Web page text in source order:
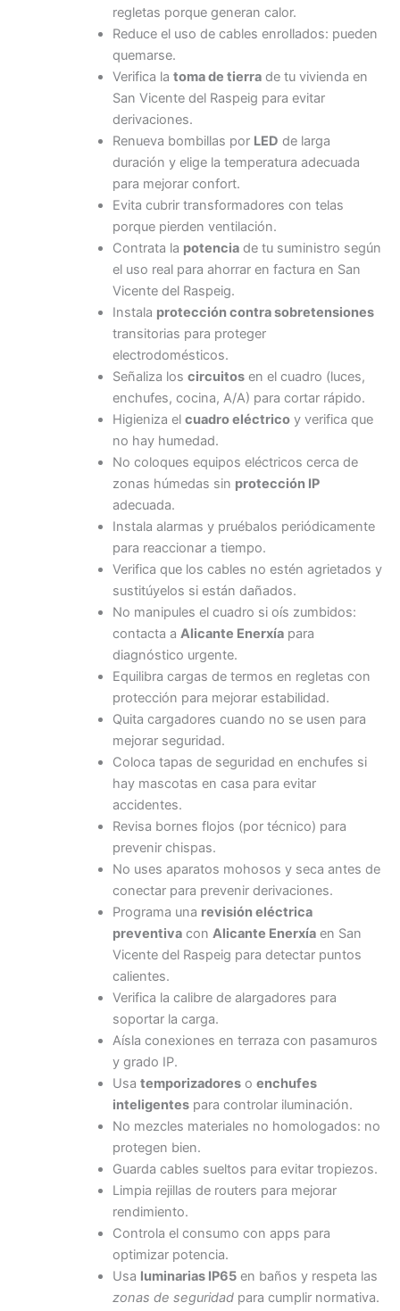
regletas porque generan calor.
Reduce el uso de cables enrollados: pueden
quemarse.
Verifica la toma de tierrade tu vivienda en
San Vicente del Raspeig para evitar
derivaciones.
Renueva bombillas por LED de larga
duración y elige la temperatura adecuada
para mejorar confort.
Evita cubrir transformadores con telas
porque pierden ventilación.
Contrata la potenciade tu suministro según
el uso real para ahorrar en factura en San
Vicente del Raspeig.
Instala protección contra sobretensiones
transitorias para proteger
electrodomésticos.
Señaliza los circuitosen el cuadro (luces,
enchufes, cocina, A/A) para cortar rápido.
Higieniza el cuadro eléctricoy verifica que
no hay humedad.
No coloques equipos eléctricos cerca de
zonas húmedas sin protección IP
adecuada.
Instala alarmas y pruébalos periódicamente
para reaccionar a tiempo.
Verifica que los cables no estén agrietados y
sustitúyelos si están dañados.
No manipules el cuadro si oís zumbidos:
contacta a Alicante Enerxíapara
diagnóstico urgente.
Equilibra cargas de termos en regletas con
protección para mejorar estabilidad.
Quita cargadores cuando no se usen para
mejorar seguridad.
Coloca tapas de seguridad en enchufes si
hay mascotas en casa para evitar
accidentes.
Revisa bornes flojos (por técnico) para
prevenir chispas.
No uses aparatos mohosos y seca antes de
conectar para prevenir derivaciones.
Programa una revisión eléctrica
preventivacon Alicante Enerxíaen San
Vicente del Raspeig para detectar puntos
calientes.
Verifica la calibre de alargadores para
soportar la carga.
Aísla conexiones en terraza con pasamuros
y grado IP.
Usa temporizadoreso enchufes
inteligentespara controlar iluminación.
No mezcles materiales no homologados: no
protegen bien.
Guarda cables sueltos para evitar tropiezos.
Limpia rejillas de routers para mejorar
rendimiento.
Controla el consumo con apps para
optimizar potencia.
Usa luminarias IP65en baños y respeta las
zonas de seguridadpara cumplir normativa.